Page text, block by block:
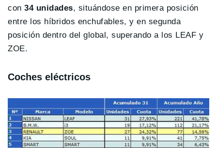
con34 unidades, situándose en primera posición
entre los híbridos enchufables, y en segunda
posición dentro del global, superando a los LEAF y
ZOE.
Coches eléctricos